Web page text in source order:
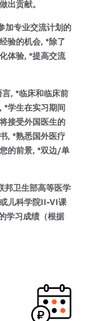
出贡献。
加专业交流计划的
验的机会, *除了
体验, *提高交流
言, *临床和临床前
*学生在实习期间
接受外国医生的
, *熟悉国外医疗
的前景, *双边/单
邦卫生部高等医学
儿科学院II-VI课
学习成绩（根据